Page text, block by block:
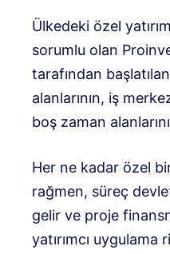
Ülkedeki özel
sorumlu olan
tarafından
alanlarının, iş
boş zaman
Her ne kadar özel
rağmen, süreç
gelir ve proje
yatırımcı